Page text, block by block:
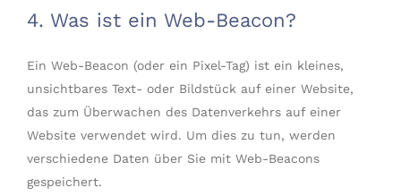
4. Was ist ein Web-Beacon?
Ein Web-Beacon (oder ein Pixel-Tag) ist ein kleines,
unsichtbares Text- oder Bildstück auf einer Website,
das zum Überwachen des Datenverkehrs auf einer
Website verwendet wird. Um dies zu tun, werden
verschiedene Daten über Sie mit Web-Beacons
gespeichert.